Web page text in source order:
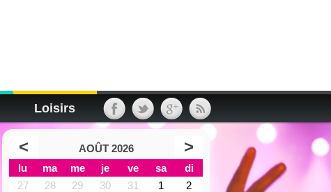
Loisirs
< AOÛT 2026 >
lu ma me je ve sa
di
27
28 29 30 31 1
2